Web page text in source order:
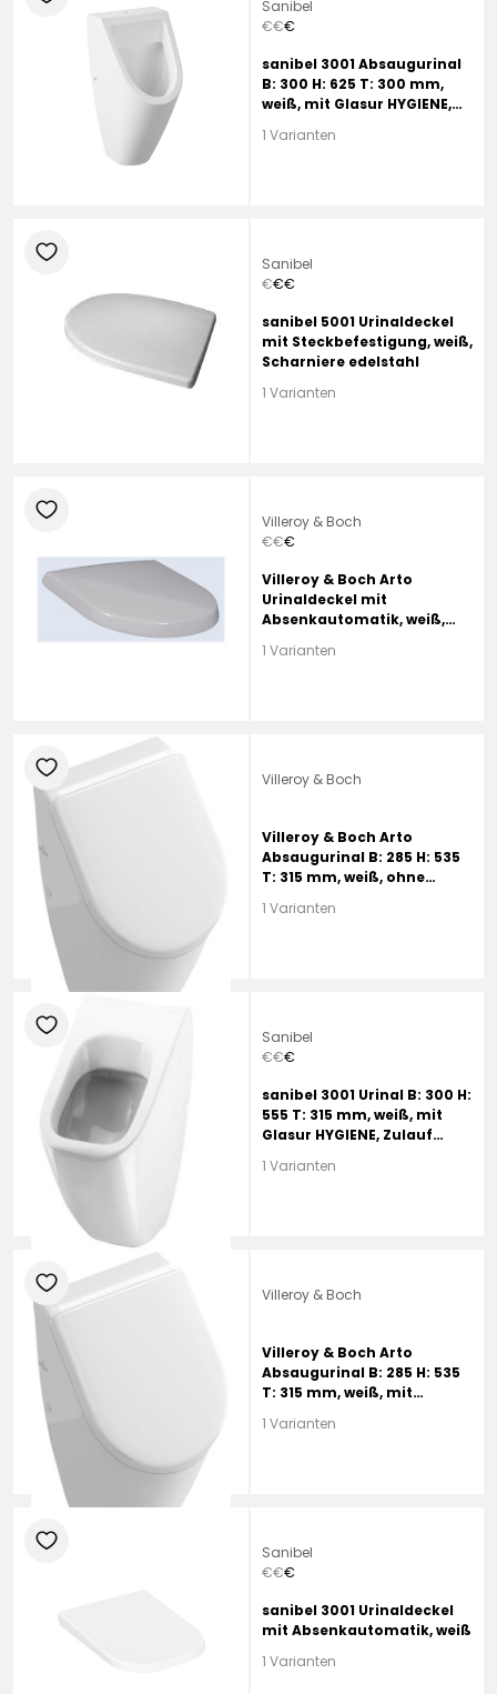
Sanibel
€€€
sanibel 3001 Absaugurinal
B: 300 H: 625 T: 300 mm,
weiß, mit Glasur HYGIENE,
1 Varianten
heart
Sanibel
€€€
sanibel 5001 Urinaldeckel
mit Steckbefestigung, weiß,
Scharniere edelstahl
1 Varianten
heart
Villeroy & Boch
€€€
Villeroy & Boch Arto
Urinaldeckel mit
Absenkautomatik, weiß,
1 Varianten
heart
Villeroy & Boch
Villeroy & Boch Arto
Absaugurinal B: 285 H: 535
T: 315 mm, weiß, ohne
hinten, für Deckel
1 Varianten
heart
Sanibel
€€€
sanibel 3001 Urinal B: 300 H:
555 T: 315 mm, weiß, mit
Glasur HYGIENE, Zulauf
1 Varianten
heart
Villeroy & Boch
Villeroy & Boch Arto
Absaugurinal B: 285 H: 535
T: 315 mm, weiß, mit
für Deckel
1 Varianten
heart
Sanibel
€€€
sanibel 3001 Urinaldeckel
mit Absenkautomatik, weiß
1 Varianten